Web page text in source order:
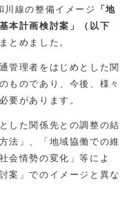
川線の整備イメージ
「地
本計画検討案」（以下
とめました。
管理者をはじめとした関
ものであり、今後、様々
要があります。
した関係先との調整の結
法」、「地域協働での維
会情勢の変化」等によ
案」でのイメージと異な